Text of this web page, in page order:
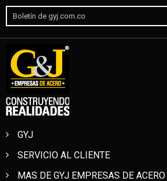
GYJ
SERVICIO AL CLIENTE
MAS DE GYJ EMPRESAS DE ACERO